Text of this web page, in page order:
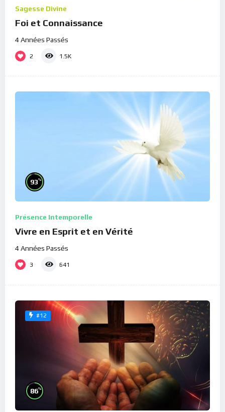
Sagesse Divine
Foi et Connaissance
4 Années Passés
2 1.5K
93%
Présence Intemporelle
Vivre en Esprit et en Vérité
4 Années Passés
3 641
#12
86%